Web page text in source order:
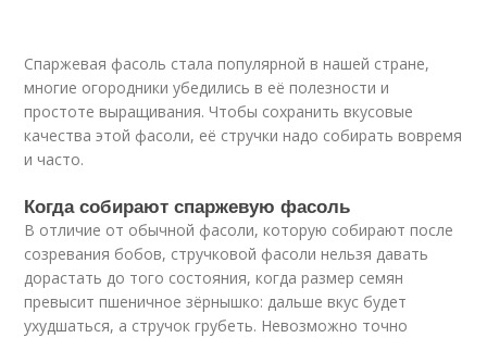
Спаржевая фасоль стала популярной в нашей стране,
многие огородники убедились в её полезности и
простоте выращивания. Чтобы сохранить вкусовые
качества этой фасоли, её стручки надо собирать вовремя
и часто.
Когда собирают спаржевую фасоль
В отличие от обычной фасоли, которую собирают после
созревания бобов, стручковой фасоли нельзя давать
дорастать до того состояния, когда размер семян
превысит пшеничное зёрнышко: дальше вкус будет
ухудшаться, а стручок грубеть. Невозможно точно